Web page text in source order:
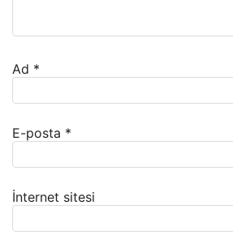
Ad *
E-posta *
İnternet sitesi